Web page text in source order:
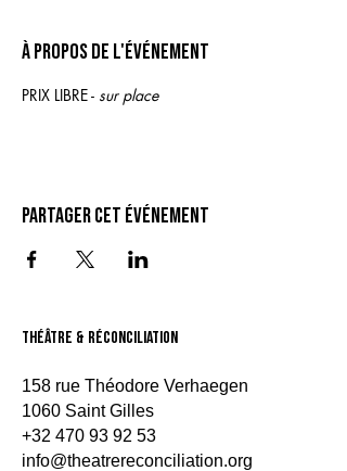
À propos de l'événement
PRIX LIBRE - sur place
Partager cet événement
théâtre & Réconciliation
158 rue Théodore Verhaegen
1060 Saint Gilles
+32 470 93 92 53
info@theatrereconciliation.org